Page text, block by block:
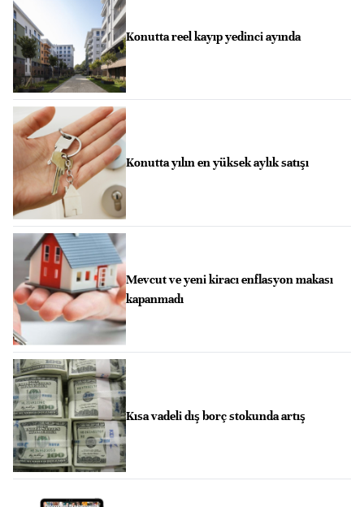
Konutta reel kayıp yedinci ayında
Konutta yılın en yüksek aylık satışı
Mevcut ve yeni kiracı enflasyon makası
kapanmadı
Kısa vadeli dış borç stokunda artış